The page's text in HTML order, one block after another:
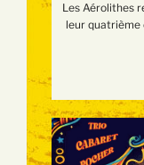
Les Aérolithes
leur quatrième